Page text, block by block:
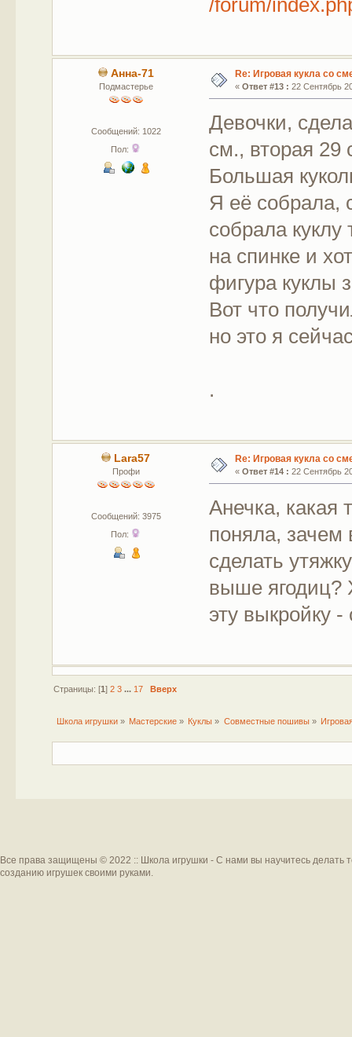
Анна-71
Подмастерье
Сообщений: 1022
Пол:
Re: Игровая кукла со
« Ответ #13 : 22 Сентябрь
Девочки,
см., вторая
Большая
Я её собрала,
собрала
на спинке и
фигура куклы
Вот что
но это я
.
Lara57
Профи
Сообщений: 3975
Пол:
Re: Игровая кукла со
« Ответ #14 : 22 Сентябрь
Анечка, какая
поняла,
сделать
выше ягодиц?
эту выкройку
Страницы: [1] 2 3 ... 17 Вверх
Школа игрушки» Мастерские » Куклы » Совместные пошивы»
Все права защищены © 2022 :: Школа игрушки - С нами вы научитесь делать
созданию игрушек своими руками.